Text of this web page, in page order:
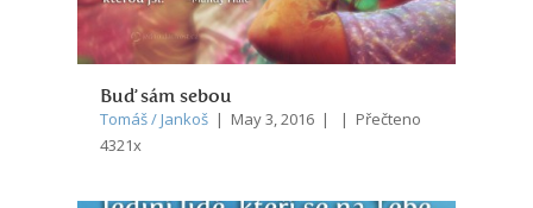
Buď sám sebou
Tomáš / Jankoš | May 3, 2016 | | Přečteno
4321x